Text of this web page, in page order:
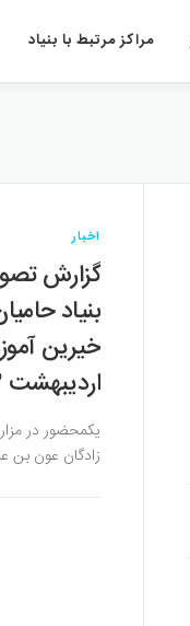
مراکز مرتبط با بنیاد
اخبار
گزارش
بنیاد
اردیبهشت ۱۴۰۳)
یکمحضور در
زادگان عون بن علی و زید